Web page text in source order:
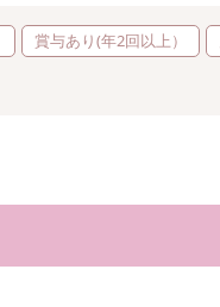
賞与あり(年2回以上）